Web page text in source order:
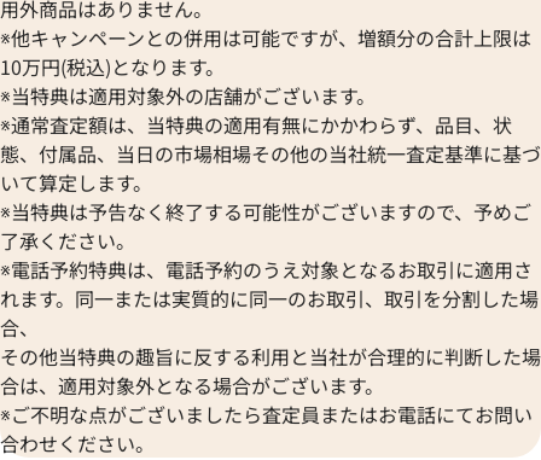
用外商品はありません。
※他キャンペーンとの併用は可能ですが、増額分の合計上限は
10万円(税込)となります。
※当特典は適用対象外の店舗がございます。
※通常査定額は、当特典の適用有無にかかわらず、品目、状
態、付属品、当日の市場相場その他の当社統一査定基準に基づ
いて算定します。
※当特典は予告なく終了する可能性がございますので、予めご
了承ください。
※電話予約特典は、電話予約のうえ対象となるお取引に適用さ
れます。同一または実質的に同一のお取引、取引を分割した場
合、
その他当特典の趣旨に反する利用と当社が合理的に判断した場
合は、適用対象外となる場合がございます。
※ご不明な点がございましたら査定員またはお電話にてお問い
合わせください。